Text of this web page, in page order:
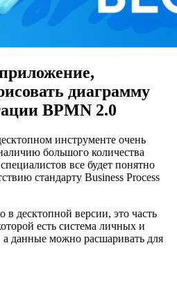
диаграмму
BPMN 2.0
инструменте очень
большого количества
все будет понятно
стандарту Business Process
в десктопной версии, это часть
есть система личных и
данные можно расшаривать для